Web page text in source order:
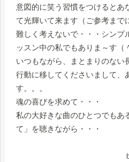
意図的に笑う習慣をつけるとあ
て光輝いて来ます（ご参考まで
難しく考えないで・・・シンプ
ッスン中の私でもありま～す
いつもながら、まとまりのない
行動に移してくださいまして、
す。。。
魂の喜びを求めて・・・
私の大好きな曲のひとつでもあ
て」を聴きながら・・・
ｂｙ